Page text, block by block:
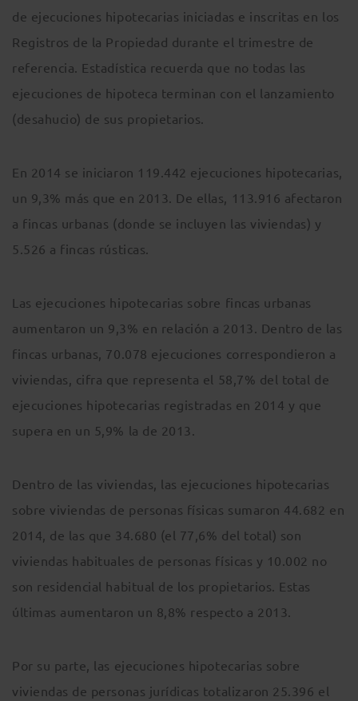
de ejecuciones hipotecarias iniciadas e inscritas en los
Registros de la Propiedad durante el trimestre de
referencia. Estadística recuerda que no todas las
ejecuciones de hipoteca terminan con el lanzamiento
(desahucio) de sus propietarios.
En 2014 se iniciaron 119.442 ejecuciones hipotecarias,
un 9,3% más que en 2013. De ellas, 113.916 afectaron
a fincas urbanas (donde se incluyen las viviendas) y
5.526 a fincas rústicas.
Las ejecuciones hipotecarias sobre fincas urbanas
aumentaron un 9,3% en relación a 2013. Dentro de las
fincas urbanas, 70.078 ejecuciones correspondieron a
viviendas, cifra que representa el 58,7% del total de
ejecuciones hipotecarias registradas en 2014 y que
supera en un 5,9% la de 2013.
Dentro de las viviendas, las ejecuciones hipotecarias
sobre viviendas de personas físicas sumaron 44.682 en
2014, de las que 34.680 (el 77,6% del total) son
viviendas habituales de personas físicas y 10.002 no
son residencial habitual de los propietarios. Estas
últimas aumentaron un 8,8% respecto a 2013.
Por su parte, las ejecuciones hipotecarias sobre
viviendas de personas jurídicas totalizaron 25.396 el